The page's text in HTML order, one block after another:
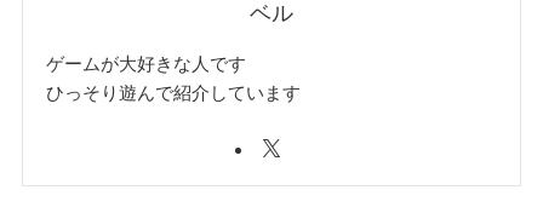
ベル
ゲームが大好きな人です
ひっそり遊んで紹介しています